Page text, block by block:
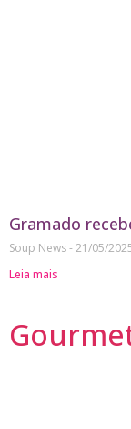
Gramado
Soup News 21/05/
Leia mais